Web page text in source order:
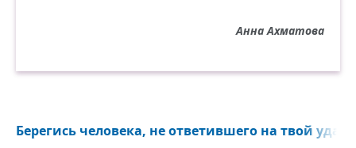
Анна Ахматова
Берегись человека, не ответившего на твой